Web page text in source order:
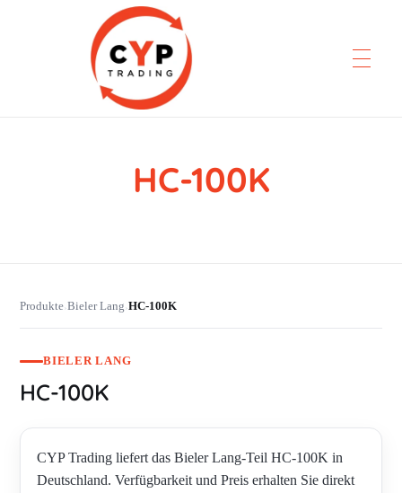
HC-100K
Produkte›Bieler Lang›HC-100K
BIELER LANG
HC-100K
CYP Trading liefert das Bieler Lang-Teil HC-100K in
Deutschland. Verfügbarkeit und Preis erhalten Sie direkt